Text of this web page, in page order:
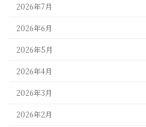
2026年7月
2026年6月
2026年5月
2026年4月
2026年3月
2026年2月